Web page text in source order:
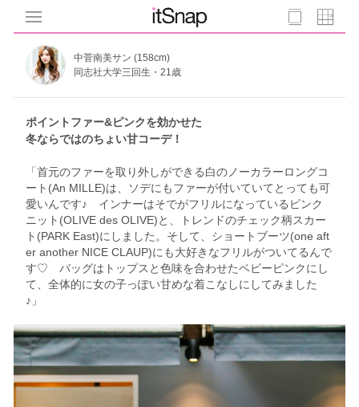
中菅南美サン (158cm)
同志社大学三回生・21歳
ポイントファー&ピンクを効かせた
冬ならではのちょい甘コーデ！
「首元のファーを取り外しができる白のノーカラーロングコ
ート(An MILLE)は、ソデにもファーが付いていてとっても可
愛いんです♪ インナーはそでがフリルになっているピンク
ニット(OLIVE des OLIVE)と、トレンドのチェック柄スカー
ト(PARK East)にしました。そして、ショートブーツ(one aft
er another NICE CLAUP)にも大好きなフリルがついてるんで
す♡ バッグはトップスと色味を合わせたベビーピンクにし
て、全体的に女の子っぽい甘めな着こなしにしてみました
♪」